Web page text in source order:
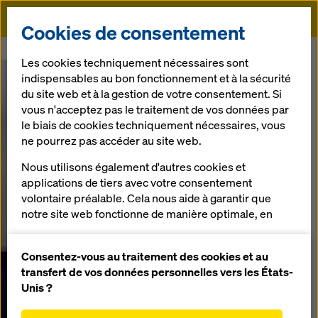
Doka
Cookies de consentement
Les cookies techniquement nécessaires sont
indispensables au bon fonctionnement et à la sécurité
du site web et à la gestion de votre consentement. Si
vous n'acceptez pas le traitement de vos données par
le biais de cookies techniquement nécessaires, vous
ne pourrez pas accéder au site web.
Nous utilisons également d'autres cookies et
applications de tiers avec votre consentement
volontaire préalable. Cela nous aide à garantir que
notre site web fonctionne de manière optimale, en
améliorer en permanence la fonctionnalité de
notre site web (cookies fonctionnels et
statistiques),
Consentez-vous au traitement des cookies et au
transfert de vos données personnelles vers les États-
Unis ?